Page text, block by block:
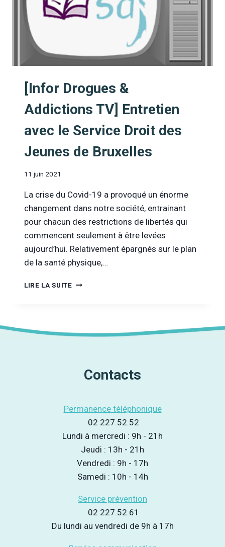
[Infor Drogues &
Addictions TV] Entretien
avec le Service Droit des
Jeunes de Bruxelles
11 juin 2021
La crise du Covid-19 a provoqué un énorme
changement dans notre société, entrainant
pour chacun des restrictions de libertés qui
commencent seulement à être levées
aujourd’hui. Relativement épargnés sur le plan
de la santé physique,…
LIRE LA SUITE[INFOR
ENTRETIEN
DROIT
DE
BRUXELLES
Contacts
Permanence téléphonique
02 227.52.52
Lundi à mercredi : 9h - 21h
Jeudi : 13h - 21h
Vendredi : 9h - 17h
Samedi : 10h - 14h
Service prévention
02 227.52.61
Du lundi au vendredi de 9h à 17h